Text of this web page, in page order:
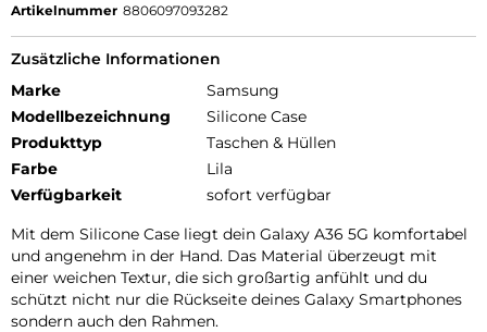
Artikelnummer 8806097093282
Zusätzliche Informationen
Marke
Samsung
Modellbezeichnung
Silicone Case
Produkttyp
Taschen & Hüllen
Farbe
Lila
Verfügbarkeit
sofort verfügbar
Mit dem Silicone Case liegt dein Galaxy A36 5G komfortabel
und angenehm in der Hand. Das Material überzeugt mit
einer weichen Textur, die sich großartig anfühlt und du
schützt nicht nur die Rückseite deines Galaxy Smartphones
sondern auch den Rahmen.